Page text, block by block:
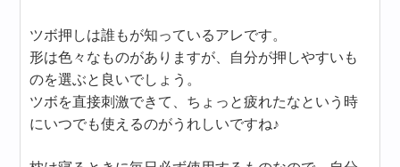
ツボ押しは誰もが知っているアレです。
形は色々なものがありますが、自分が押しやすいも
のを選ぶと良いでしょう。
ツボを直接刺激できて、ちょっと疲れたなという時
にいつでも使えるのがうれしいですね♪